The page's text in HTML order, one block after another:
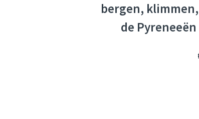
bergen,
de